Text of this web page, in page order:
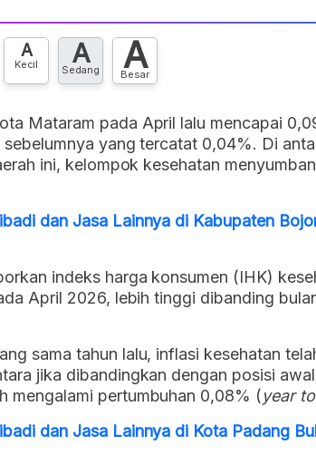
A
Kecil A
Sedang A
Besar
Mataram pada April lalu mencapai
yang tercatat 0,04%. Di
ini, kelompok kesehatan
dan Jasa Lainnya di Kabupaten
indeks harga konsumen (IHK)
April 2026, lebih tinggi dibanding
sama tahun lalu, inflasi kesehatan
jika dibandingkan dengan posisi
mengalami pertumbuhan 0,08% (year
dan Jasa Lainnya di Kota Padang